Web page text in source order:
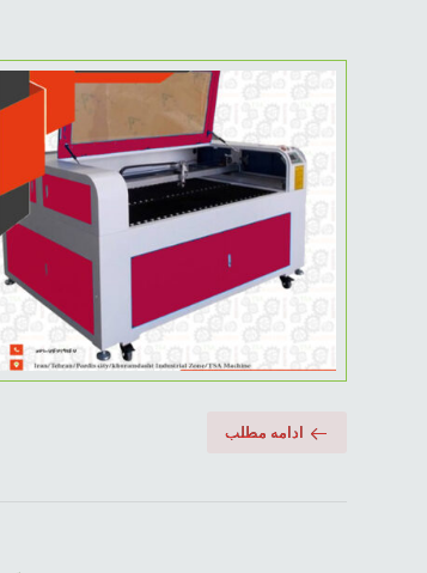
ادامه مطلب